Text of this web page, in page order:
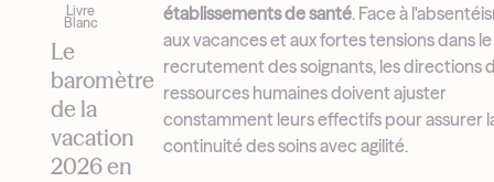
Livre
Blanc
Le
baromètre
de la
vacation
2026 en
établissements de santé. Face à
aux vacances et aux fortes tensions dans le
recrutement des soignants, les directions
ressources humaines doivent ajuster
constamment leurs effectifs pour assurer
continuité des soins avec agilité.